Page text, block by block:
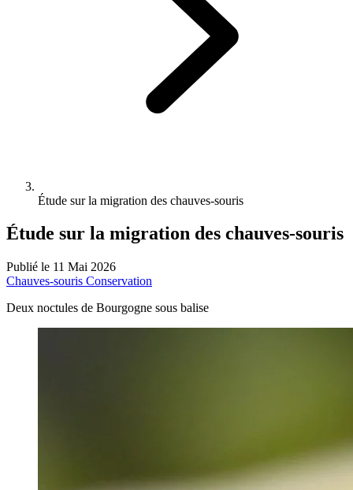
Étude sur la migration des chauves-souris
Étude sur la migration des chauves-souris
Publié le 11 Mai 2026
Chauves-souris Conservation
Deux noctules de Bourgogne sous balise